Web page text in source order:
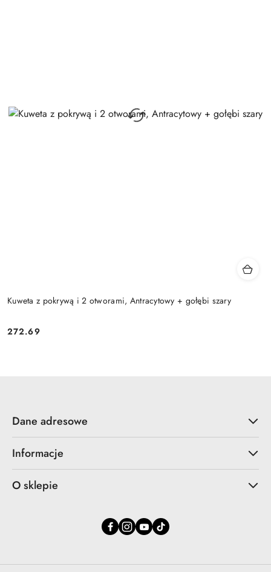
Kuweta z pokrywą i 2 otworami, Antracytowy + gołębi szary
Cena:
272.69
Dane adresowe
Informacje
O sklepie